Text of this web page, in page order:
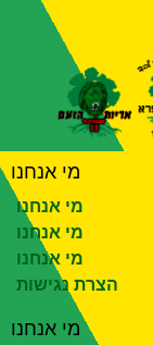
מי אנחנו
מי אנחנו
מי אנחנו
מי אנחנו
הצרת נגישות
מי אנחנו